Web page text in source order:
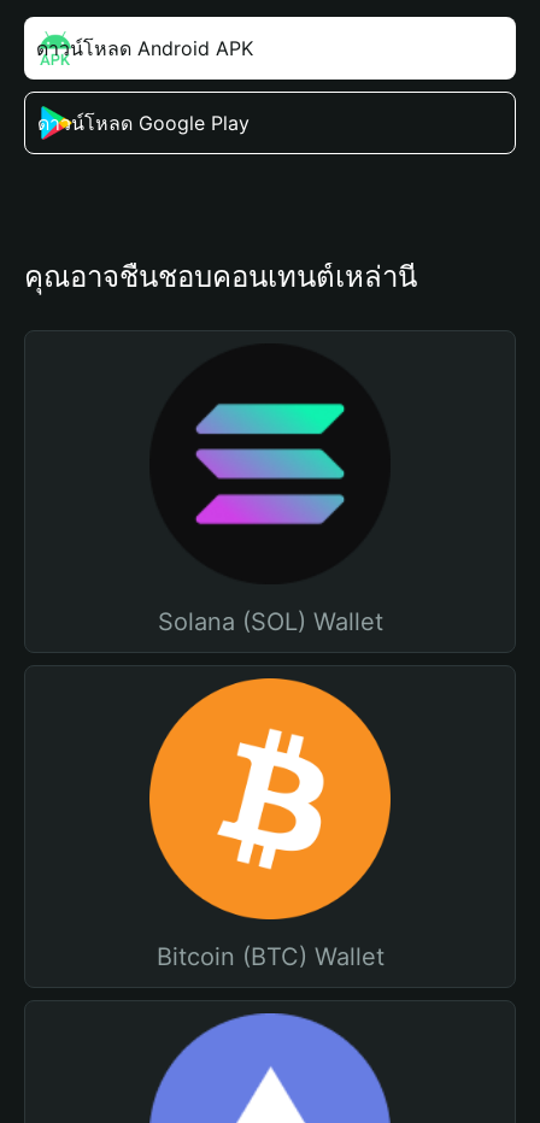
ดาวน์โหลด Android APK
ดาวน์โหลด Google Play
คุณอาจชื่นชอบคอนเทนต์เหล่านี้
Solana (SOL) Wallet
Bitcoin (BTC) Wallet